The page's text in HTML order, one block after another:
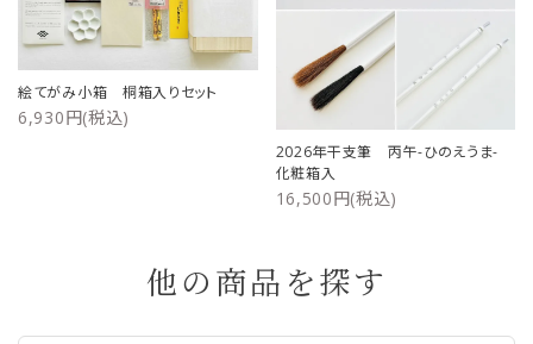
絵てがみ小箱 桐箱入りセット
6,930円(税込)
2026年干支筆 丙午-ひのえうま-
化粧箱入
16,500円(税込)
他の商品を探す